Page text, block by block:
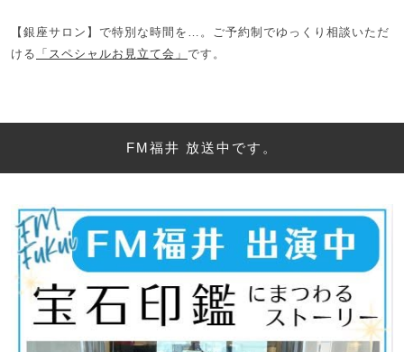
【銀座サロン】で特別な時間を…。ご予約制でゆっくり相談いただ
ける 「スペシャルお見立て会」 です。
FM福井 放送中です。